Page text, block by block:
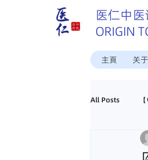
医仁中医
ORIGIN
主頁 关
All Posts
这个病中